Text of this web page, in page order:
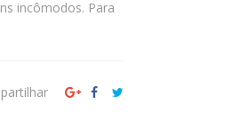
incômodos. Para